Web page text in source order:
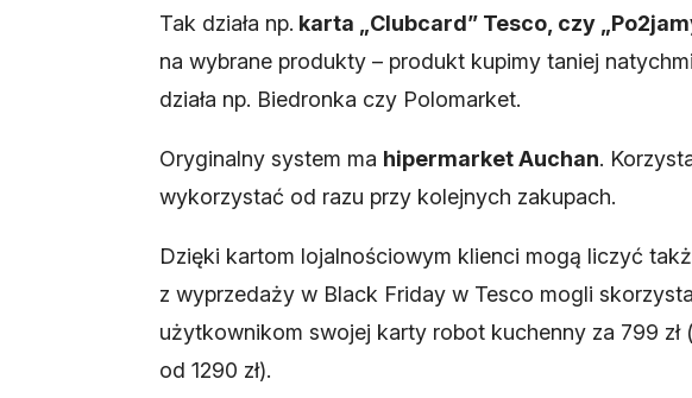
Tak działa np. karta „Clubcard” Tesco, czy
na wybrane produkty – produkt kupimy taniej
działa np. Biedronka czy Polomarket.
Oryginalny system ma hipermarket Auchan.
wykorzystać od razu przy kolejnych zakupach.
Dzięki kartom lojalnościowym klienci mogą liczyć
z wyprzedaży w Black Friday w Tesco mogli
użytkownikom swojej karty robot kuchenny za 799
od 1290 zł).